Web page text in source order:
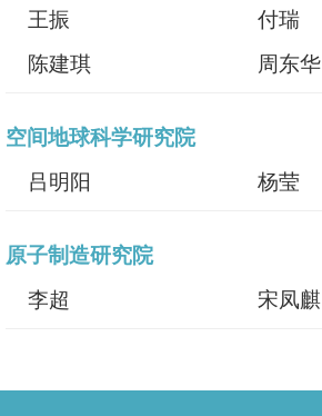
王振
付瑞
陈建琪
周东华
空间地球科学研究院
吕明阳
杨莹
原子制造研究院
李超
宋凤麒